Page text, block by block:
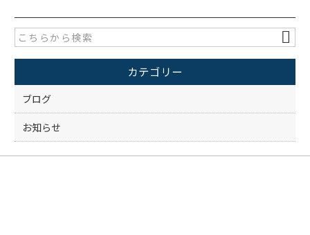
e
b
o
o
k
er
カテゴリー
ブログ
お知らせ